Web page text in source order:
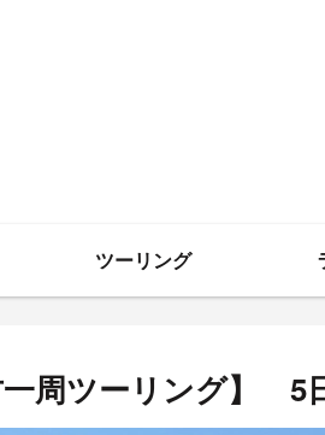
ツーリング
一周ツーリング】